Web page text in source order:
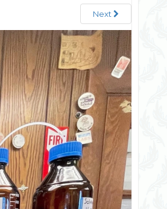
Next